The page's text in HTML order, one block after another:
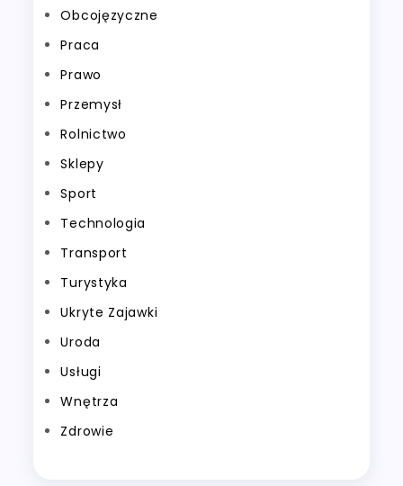
Obcojęzyczne
Praca
Prawo
Przemysł
Rolnictwo
Sklepy
Sport
Technologia
Transport
Turystyka
Ukryte Zajawki
Uroda
Usługi
Wnętrza
Zdrowie